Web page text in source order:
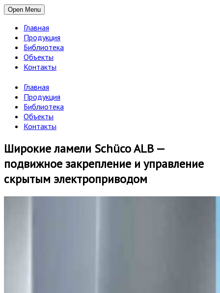
Open Menu
Главная
Продукция
Библиотека
Объекты
Контакты
Главная
Продукция
Библиотека
Объекты
Контакты
Широкие ламели Schüco ALB —
подвижное закрепление и управление
скрытым электроприводом